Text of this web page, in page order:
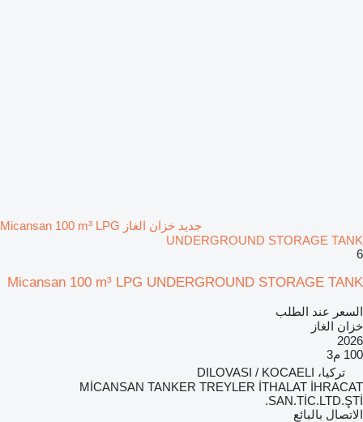
جديد خزان الغاز Micansan 100 m³ LPG
UNDERGROUND STORAGE TANK
6
Micansan 100 m³ LPG UNDERGROUND STORAGE TANK
السعر عند الطلب
خزان الغاز
2026
100 م3
تركيا، DILOVASI / KOCAELI
MİCANSAN TANKER TREYLER İTHALAT İHRACAT
SAN.TİC.LTD.ŞTİ.
الاتصال بالبائع